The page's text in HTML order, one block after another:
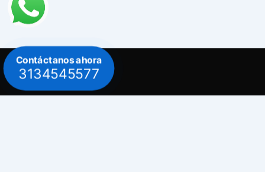
Contáctanos ahora
3134545577